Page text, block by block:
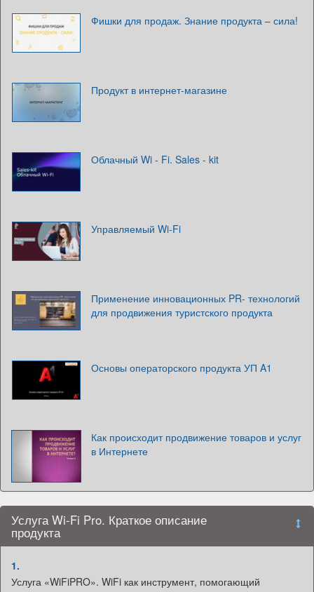
Фишки для продаж. Знание продукта – сила!
Продукт в интернет-магазине
Облачный Wi - Fi. Sales - kit
Управляемый Wi-Fi
Применение инновационных PR- технологий
для продвижения туристского продукта
Основы операторского продукта УП A1
Как происходит продвижение товаров и услуг
в Интернете
Услуга Wi-Fi Pro. Краткое описание
продукта
1.
Услуга «WiFiPRO». WiFi как инструмент, помогающий